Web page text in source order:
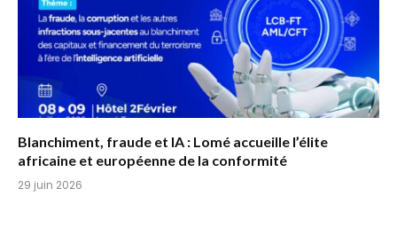
Blanchiment, fraude et IA : Lomé accueille l’élite
africaine et européenne de la conformité
29 juin 2026